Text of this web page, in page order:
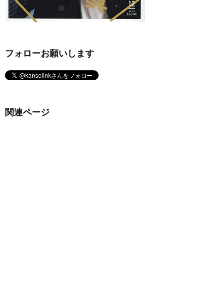
フォローお願いします
関連ページ